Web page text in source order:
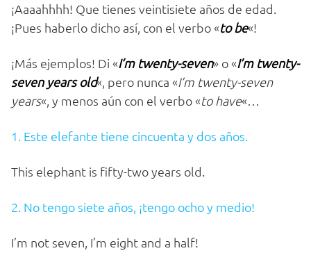
¡Aaaahhhh! Que tienes veintisiete años de edad.
¡Pues haberlo dicho así, con el verbo «to be«!
¡Más ejemplos! Di «I’m twenty-seven» o «I’m twenty-
seven years old«, pero nunca «I’m twenty-seven
years«, y menos aún con el verbo «to have«…
1. Este elefante tiene cincuenta y dos años.
This elephant is fifty-two years old.
2. No tengo siete años, ¡tengo ocho y medio!
I’m not seven, I’m eight and a half!